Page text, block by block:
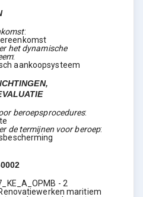
:
het dynamische
:
aankoopsysteem
beroepsprocedures:
de termijnen voor beroep:
- 2
maritiem